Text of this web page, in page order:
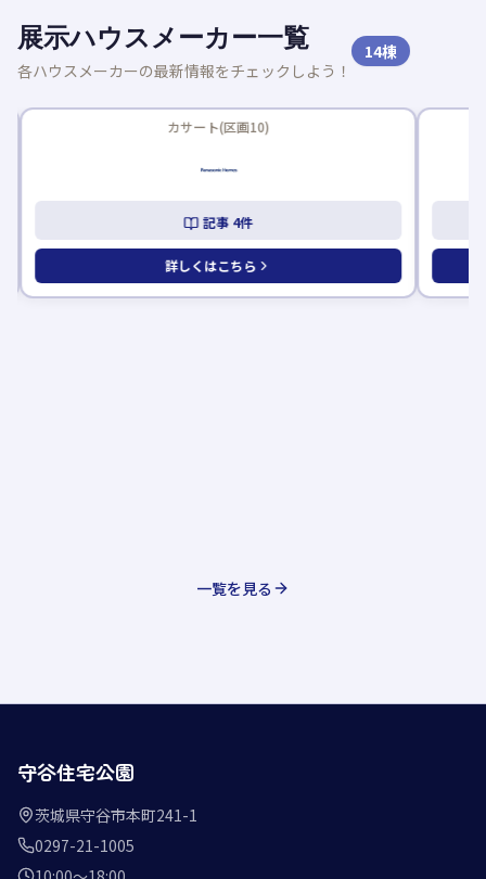
展示ハウスメーカー一覧
各ハウスメーカーの最新情報をチェックしよう！
14棟
カサート(区画10)
記事 4件
詳しくはこちら
一覧を見る
守谷住宅公園
茨城県守谷市本町241-1
0297-21-1005